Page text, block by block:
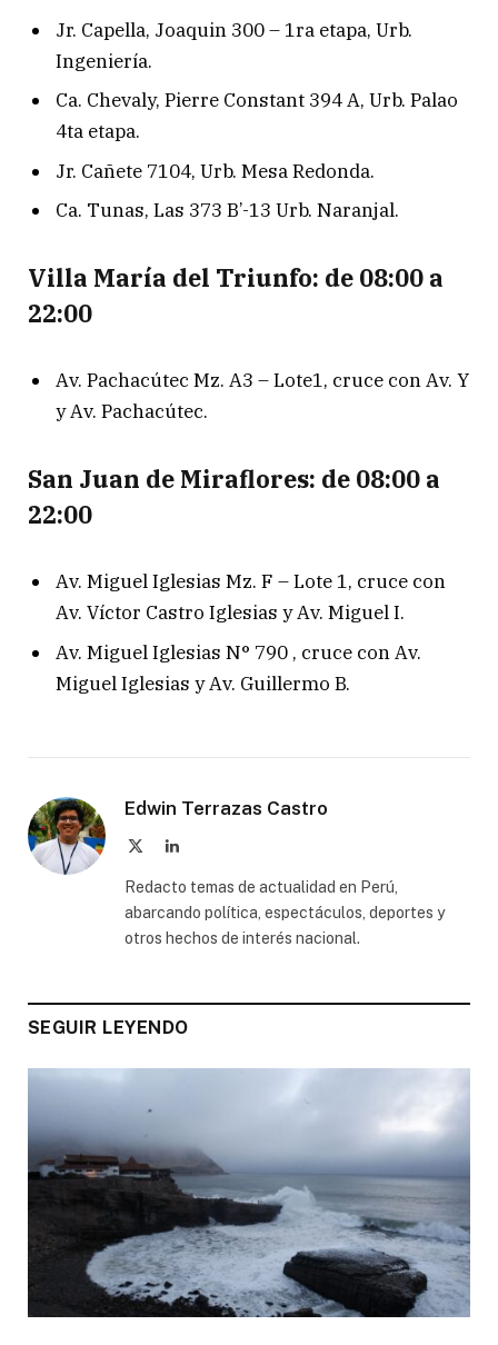
Jr. Capella, Joaquin 300 – 1ra etapa, Urb.
Ingeniería.
Ca. Chevaly, Pierre Constant 394 A, Urb. Palao
4ta etapa.
Jr. Cañete 7104, Urb. Mesa Redonda.
Ca. Tunas, Las 373 B’-13 Urb. Naranjal.
Villa María del Triunfo: de 08:00 a
22:00
Av. Pachacútec Mz. A3 – Lote1, cruce con Av. Y
y Av. Pachacútec.
San Juan de Miraflores: de 08:00 a
22:00
Av. Miguel Iglesias Mz. F – Lote 1, cruce con
Av. Víctor Castro Iglesias y Av. Miguel I.
Av. Miguel Iglesias N° 790 , cruce con Av.
Miguel Iglesias y Av. Guillermo B.
Edwin Terrazas Castro
LinkedIn
Redacto temas de actualidad en Perú,
abarcando política, espectáculos, deportes y
otros hechos de interés nacional.
SEGUIR LEYENDO